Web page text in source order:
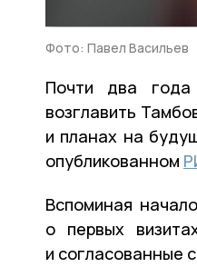
Фото: Павел Васильев
Почти два года
возглавить
и планах на
опубликованном
Вспоминая
о первых
и согласованные